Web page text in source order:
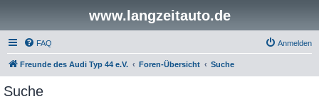
www.langzeitauto.de
FAQ Anmelden
Freunde des Audi Typ 44 e.V. Foren-Übersicht Suche
Suche